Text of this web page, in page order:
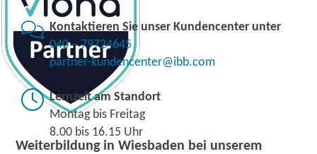
Weiterbildung in Wiesbaden bei unserem
Kontaktieren Sie unser Kundencenter unter
040 – 79724645
partner-kundencenter@ibb.com
Lernzeit am Standort
Montag bis Freitag
8.00 bis 16.15 Uhr